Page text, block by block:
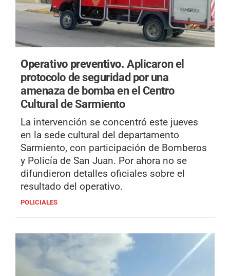
Operativo preventivo.Aplicaron el
protocolo de seguridad por una
amenaza de bomba en el Centro
Cultural de Sarmiento
La intervención se concentró este jueves
en la sede cultural del departamento
Sarmiento, con participación de Bomberos
y Policía de San Juan. Por ahora no se
difundieron detalles oficiales sobre el
resultado del operativo.
POLICIALES